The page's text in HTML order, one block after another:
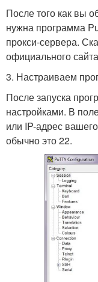
После того как вы
нужна программа
прокси-сервера.
официального
3. Настраиваем
После запуска
настройками. В
или IP-адрес
обычно это 22.